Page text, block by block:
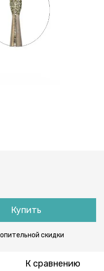
Купить
скидки
К сравнению